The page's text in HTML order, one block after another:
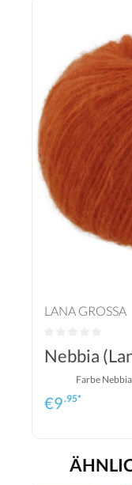
LANA GROSSA
Nebbia
Farbe
€9.95*